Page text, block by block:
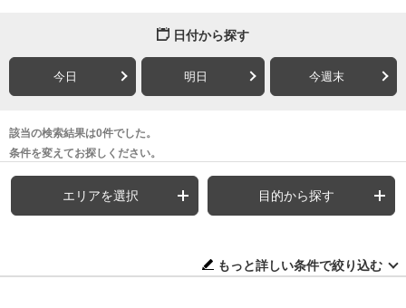
日付から探す
今日 明日 今週末
該当の検索結果は0件でした。
条件を変えてお探しください。
エリアを選択 目的から探す
もっと詳しい条件で絞り込む